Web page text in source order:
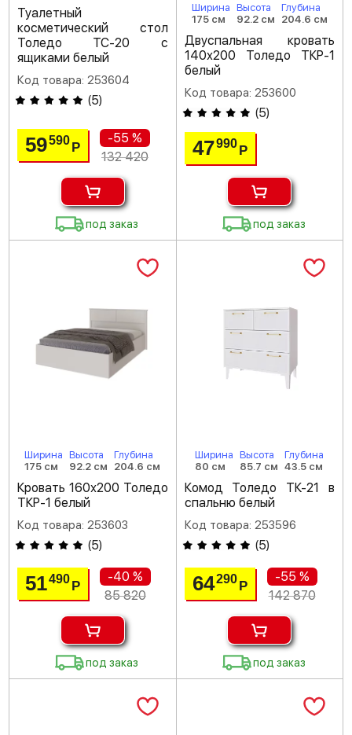
Туалетный
косметический стол
Толедо ТС-20 с
ящиками белый
Код товара: 253604
(5)
59590 Р
-55 %
132 420
под заказ
Ширина
175 см
Высота
92.2 см
Глубина
204.6 см
Двуспальная кровать
140х200 Толедо ТКР-1
белый
Код товара: 253600
(5)
47990 Р
под заказ
Ширина
175 см
Высота
92.2 см
Глубина
204.6 см
Кровать 160х200 Толедо
ТКР-1 белый
Код товара: 253603
(5)
51490 Р
-40 %
85 820
под заказ
Ширина
80 см
Высота
85.7 см
Глубина
43.5 см
Комод Толедо ТК-21 в
спальню белый
Код товара: 253596
(5)
64290 Р
-55 %
142 870
под заказ